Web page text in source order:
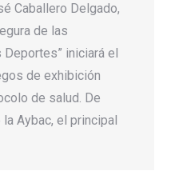
Caballero Delgado,
de las
iniciará el
de exhibición
de salud. De
Aybac, el principal